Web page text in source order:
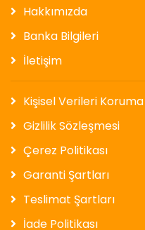
Hakkımızda
Banka Bilgileri
İletişim
Kişisel Verileri
Gizlilik Sözleşmesi
Çerez Politikası
Garanti Şartları
Teslimat Şartları
İade Politikası